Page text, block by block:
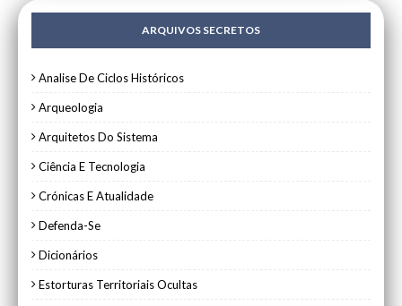
ARQUIVOS SECRETOS
Analise De Ciclos Históricos
Arqueologia
Arquitetos Do Sistema
Ciência E Tecnologia
Crónicas E Atualidade
Defenda-Se
Dicionários
Estorturas Territoriais Ocultas